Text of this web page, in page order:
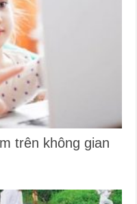
trên không gian